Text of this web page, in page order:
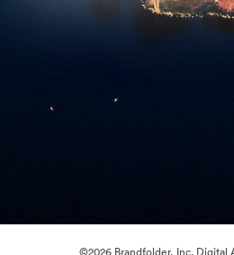
©2026 Brandfolder, Inc. Digital